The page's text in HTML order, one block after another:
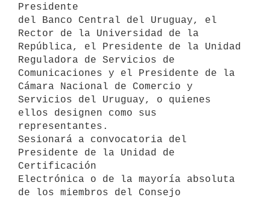
Presidente
del Banco Central del Uruguay, el
Rector de la Universidad de la
República, el Presidente de la Unidad
Reguladora de Servicios de
Comunicaciones y el Presidente de la
Cámara Nacional de Comercio y
Servicios del Uruguay, o quienes
ellos designen como sus
representantes.
Sesionará a convocatoria del
Presidente de la Unidad de
Certificación
Electrónica o de la mayoría absoluta
de los miembros del Consejo